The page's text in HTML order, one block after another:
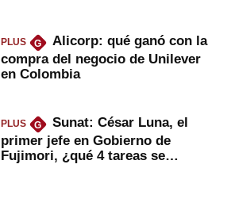
PLUS G
Alicorp: qué ganó con la
compra del negocio de Unilever
en Colombia
PLUS G
Sunat: César Luna, el
primer jefe en Gobierno de
Fujimori, ¿qué 4 tareas se